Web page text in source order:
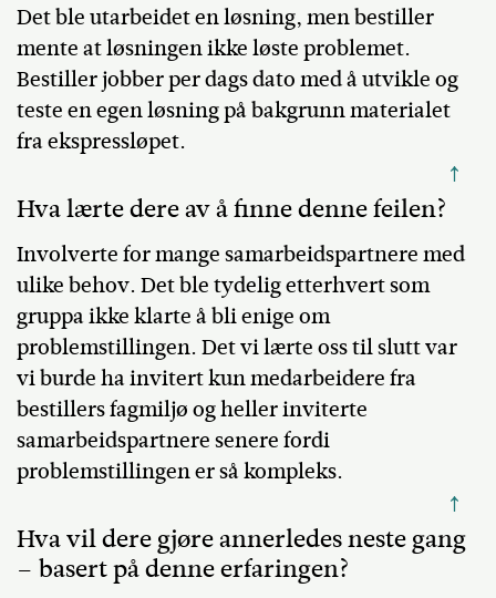
Det ble utarbeidet en løsning, men bestiller
mente at løsningen ikke løste problemet.
Bestiller jobber per dags dato med å utvikle og
teste en egen løsning på bakgrunn materialet
fra ekspressløpet.
↑
Hva lærte dere av å finne denne feilen?
Involverte for mange samarbeidspartnere med
ulike behov. Det ble tydelig etterhvert som
gruppa ikke klarte å bli enige om
problemstillingen. Det vi lærte oss til slutt var
vi burde ha invitert kun medarbeidere fra
bestillers fagmiljø og heller inviterte
samarbeidspartnere senere fordi
problemstillingen er så kompleks.
↑
Hva vil dere gjøre annerledes neste gang
– basert på denne erfaringen?